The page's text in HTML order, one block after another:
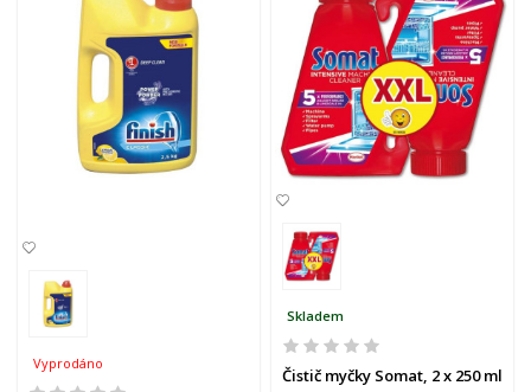
Vyprodáno
Skladem
Čistič myčky Somat, 2 x 250 ml